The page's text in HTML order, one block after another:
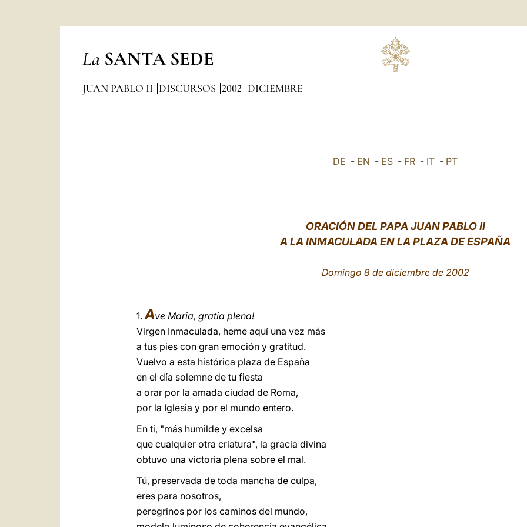
La SANTA SEDE
JUAN PABLO II DISCURSOS 2002 DICIEMBRE
DE - EN - ES - FR - IT - PT
ORACIÓN DEL PAPA JUAN PABLO II
A LA INMACULADA EN LA PLAZA DE ESPAÑA
Domingo 8 de diciembre de 2002
1.Ave Maria, gratia plena!
Virgen Inmaculada, heme aquí una vez más
a tus pies con gran emoción y gratitud.
Vuelvo a esta histórica plaza de España
en el día solemne de tu fiesta
a orar por la amada ciudad de Roma,
por la Iglesia y por el mundo entero.
En ti, "más humilde y excelsa
que cualquier otra criatura", la gracia divina
obtuvo una victoria plena sobre el mal.
Tú, preservada de toda mancha de culpa,
eres para nosotros,
peregrinos por los caminos del mundo,